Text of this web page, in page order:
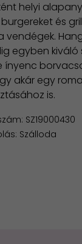
helyi
és
vendégek.
egyben kiváló
ínyenc
akár egy
is.
SZ19000430
Szálloda